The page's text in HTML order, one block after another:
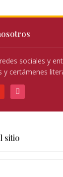
sociales y
y certámenes
instagram
sitio